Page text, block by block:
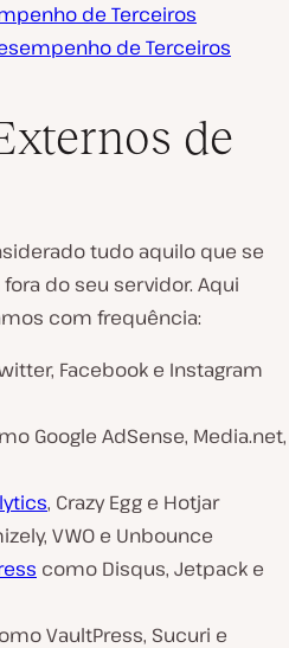
de Terceiros
de Terceiros
de
tudo aquilo que se
do seu servidor. Aqui
com frequência:
Facebook e Instagram
Google AdSense, Media.net,
, Crazy Egg e Hotjar
VWO e Unbounce
como Disqus, Jetpack e
VaultPress, Sucuri e